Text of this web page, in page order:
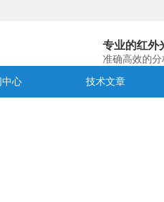
专业的红外
准确高效的分
中心 技术文章